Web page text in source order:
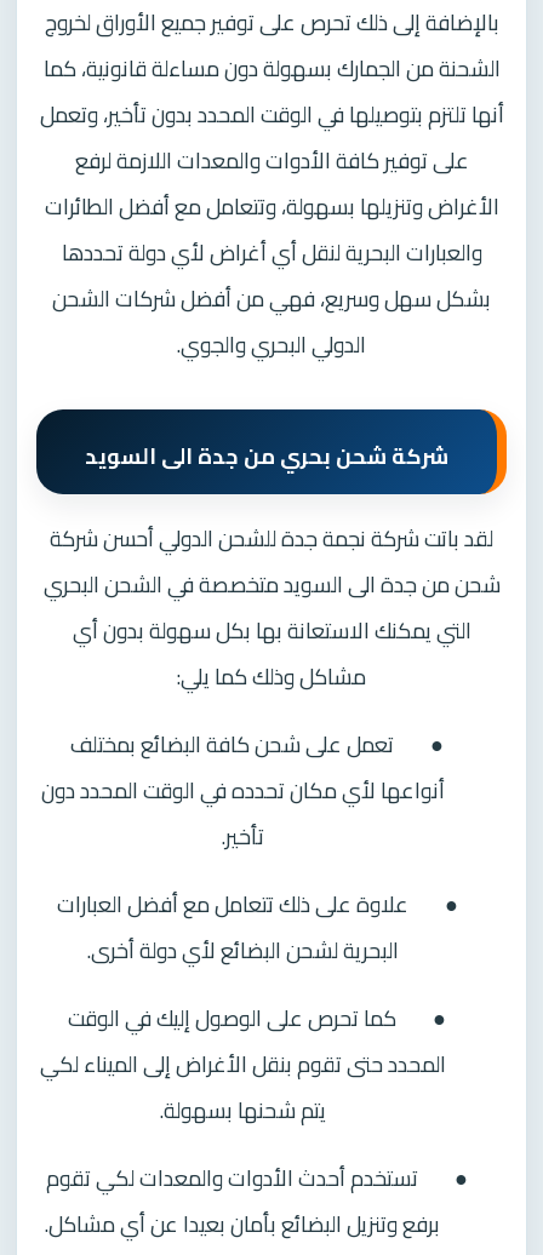
بالإضافة إلى ذلك تحرص على توفير جميع الأوراق لخروج
الشحنة من الجمارك بسهولة دون مساءلة قانونية، كما
أنها تلتزم بتوصيلها في الوقت المحدد بدون تأخير، وتعمل
على توفير كافة الأدوات والمعدات اللازمة لرفع
الأغراض وتنزيلها بسهولة، وتتعامل مع أفضل الطائرات
والعبارات البحرية لنقل أي أغراض لأي دولة تحددها
بشكل سهل وسريع، فهي من أفضل شركات الشحن
الدولي البحري والجوي.
شركة شحن بحري من جدة الى السويد
لقد باتت شركة نجمة جدة للشحن الدولي أحسن شركة
شحن من جدة الى السويد متخصصة في الشحن البحري
التي يمكنك الاستعانة بها بكل سهولة بدون أي
مشاكل وذلك كما يلي:
●
تعمل على شحن كافة البضائع بمختلف
أنواعها لأي مكان تحدده في الوقت المحدد دون
تأخير.
●
علاوة على ذلك تتعامل مع أفضل العبارات
البحرية لشحن البضائع لأي دولة أخرى.
●
كما تحرص على الوصول إليك في الوقت
المحدد حتى تقوم بنقل الأغراض إلى الميناء لكي
يتم شحنها بسهولة.
●
تستخدم أحدث الأدوات والمعدات لكي تقوم
برفع وتنزيل البضائع بأمان بعيدا عن أي مشاكل.